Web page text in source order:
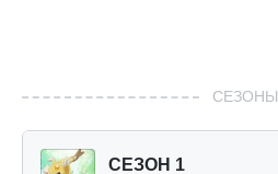
СЕЗОНЫ
СЕЗОН 1